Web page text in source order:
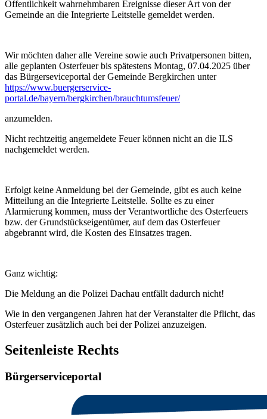
Öffentlichkeit wahrnehmbaren Ereignisse dieser Art von der
Gemeinde an die Integrierte Leitstelle gemeldet werden.
Wir möchten daher alle Vereine sowie auch Privatpersonen bitten,
alle geplanten Osterfeuer bis spätestens Montag, 07.04.2025 über
das Bürgerseviceportal der Gemeinde Bergkirchen unter
https://www.buergerservice-
portal.de/bayern/bergkirchen/brauchtumsfeuer/
anzumelden.
Nicht rechtzeitig angemeldete Feuer können nicht an die ILS
nachgemeldet werden.
Erfolgt keine Anmeldung bei der Gemeinde, gibt es auch keine
Mitteilung an die Integrierte Leitstelle. Sollte es zu einer
Alarmierung kommen, muss der Verantwortliche des Osterfeuers
bzw. der Grundstückseigentümer, auf dem das Osterfeuer
abgebrannt wird, die Kosten des Einsatzes tragen.
Ganz wichtig:
Die Meldung an die Polizei Dachau entfällt dadurch nicht!
Wie in den vergangenen Jahren hat der Veranstalter die Pflicht, das
Osterfeuer zusätzlich auch bei der Polizei anzuzeigen.
Seitenleiste Rechts
Bürgerserviceportal